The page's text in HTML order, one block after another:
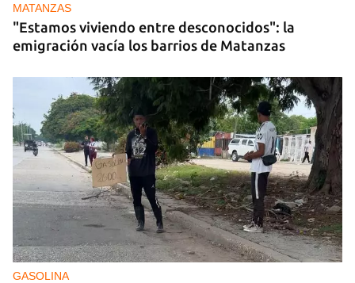
MATANZAS
"Estamos viviendo entre desconocidos": la
emigración vacía los barrios de Matanzas
GASOLINA